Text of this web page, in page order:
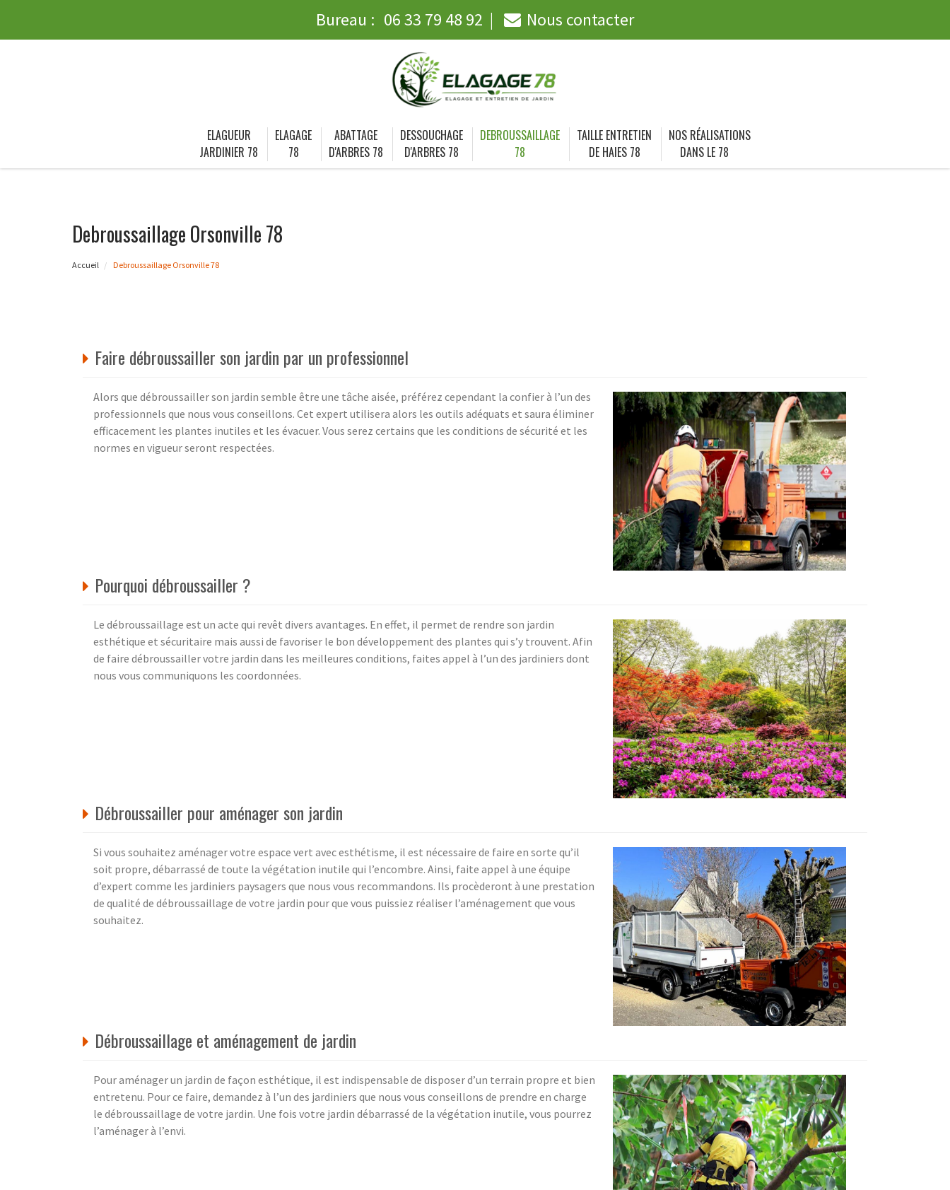
Bureau : 06 33 79 48 92 Nous contacter
ELAGUEUR
JARDINIER 78
ELAGAGE
78
ABATTAGE
D'ARBRES 78
DESSOUCHAGE
D'ARBRES 78
DEBROUSSAILLAGE
78
TAILLE ENTRETIEN
DE HAIES 78
NOS RÉALISATIONS
DANS LE 78
Debroussaillage Orsonville 78
Accueil Debroussaillage Orsonville 78
Faire débroussailler son jardin par un professionnel
Alors que débroussailler son jardin semble être une tâche aisée, préférez cependant la confier à l’un des
professionnels que nous vous conseillons. Cet expert utilisera alors les outils adéquats et saura éliminer
efficacement les plantes inutiles et les évacuer. Vous serez certains que les conditions de sécurité et les
normes en vigueur seront respectées.
Pourquoi débroussailler ?
Le débroussaillage est un acte qui revêt divers avantages. En effet, il permet de rendre son jardin
esthétique et sécuritaire mais aussi de favoriser le bon développement des plantes qui s’y trouvent. Afin
de faire débroussailler votre jardin dans les meilleures conditions, faites appel à l’un des jardiniers dont
nous vous communiquons les coordonnées.
Débroussailler pour aménager son jardin
Si vous souhaitez aménager votre espace vert avec esthétisme, il est nécessaire de faire en sorte qu’il
soit propre, débarrassé de toute la végétation inutile qui l’encombre. Ainsi, faite appel à une équipe
d’expert comme les jardiniers paysagers que nous vous recommandons. Ils procèderont à une prestation
de qualité de débroussaillage de votre jardin pour que vous puissiez réaliser l’aménagement que vous
souhaitez.
Débroussaillage et aménagement de jardin
Pour aménager un jardin de façon esthétique, il est indispensable de disposer d’un terrain propre et bien
entretenu. Pour ce faire, demandez à l’un des jardiniers que nous vous conseillons de prendre en charge
le débroussaillage de votre jardin. Une fois votre jardin débarrassé de la végétation inutile, vous pourrez
l’aménager à l’envi.